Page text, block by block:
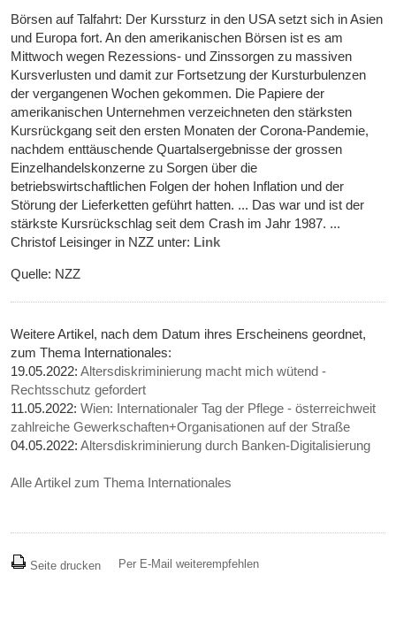
Börsen auf Talfahrt: Der Kurssturz in den USA setzt sich in Asien
und Europa fort. An den amerikanischen Börsen ist es am
Mittwoch wegen Rezessions- und Zinssorgen zu massiven
Kursverlusten und damit zur Fortsetzung der Kursturbulenzen
der vergangenen Wochen gekommen. Die Papiere der
amerikanischen Unternehmen verzeichneten den stärksten
Kursrückgang seit den ersten Monaten der Corona-Pandemie,
nachdem enttäuschende Quartalsergebnisse der grossen
Einzelhandelskonzerne zu Sorgen über die
betriebswirtschaftlichen Folgen der hohen Inflation und der
Störung der Lieferketten geführt hatten. ... Das war und ist der
stärkste Kursrückschlag seit dem Crash im Jahr 1987. ...
Christof Leisinger in NZZ unter: Link
Quelle: NZZ
Weitere Artikel, nach dem Datum ihres Erscheinens geordnet,
zum Thema Internationales:
19.05.2022:Altersdiskriminierung macht mich wütend -
Rechtsschutz gefordert
11.05.2022:Wien: Internationaler Tag der Pflege - österreichweit
zahlreiche Gewerkschaften+Organisationen auf der Straße
04.05.2022:Altersdiskriminierung durch Banken-Digitalisierung
Alle Artikel zum Thema Internationales
Seite drucken Per E-Mail weiterempfehlen